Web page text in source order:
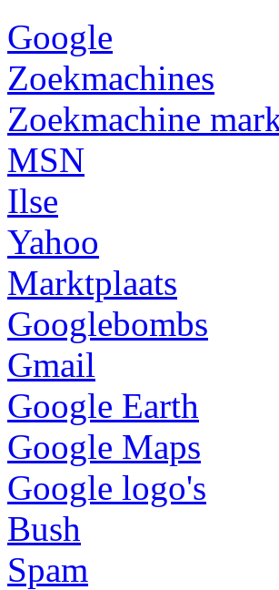
Google
Zoekmachines
Zoekmachine
MSN
Ilse
Yahoo
Marktplaats
Googlebombs
Gmail
Google Earth
Google Maps
Google logo's
Bush
Spam